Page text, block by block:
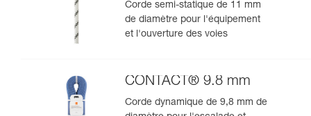
Corde semi-statique de 11 mm
de diamètre pour l'équipement
et l'ouverture des voies
CONTACT® 9.8 mm
Corde dynamique de 9,8 mm de